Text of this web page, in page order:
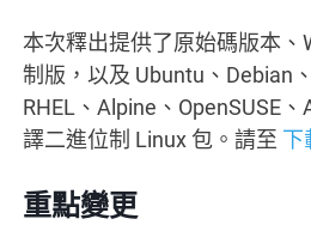
本次釋出提供了原始碼版本、
制版，以及 Ubuntu、Debian
RHEL、Alpine、OpenSUSE
譯二進位制 Linux 包。請至 下
重點變更